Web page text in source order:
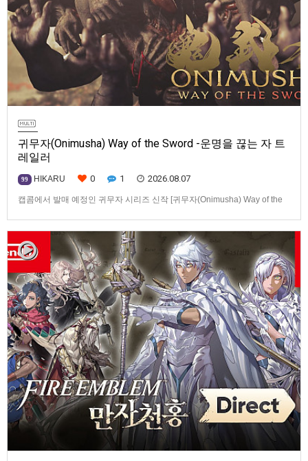
귀무자(Onimusha) Way of the Sword -운명을 끊는 자 트
레일러
99 HIKARU 0 1 2026.08.07
캡콤에서 발매 예정인 귀무자 시리즈 신작 [귀무자(Onimusha) Way of the